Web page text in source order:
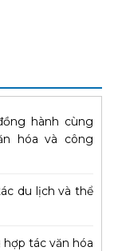
hành cùng
hóa và công
du lịch và thể
tác văn hóa